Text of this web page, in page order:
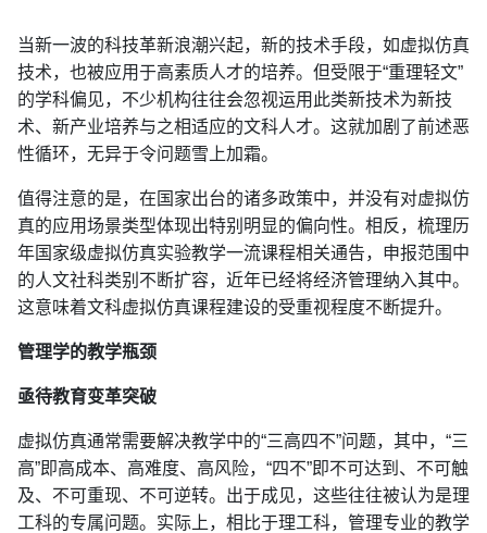
当新一波的科技革新浪潮兴起，新的技术手段，如虚拟仿真
技术，也被应用于高素质人才的培养。但受限于“重理轻文”
的学科偏见，不少机构往往会忽视运用此类新技术为新技
术、新产业培养与之相适应的文科人才。这就加剧了前述恶
性循环，无异于令问题雪上加霜。
值得注意的是，在国家出台的诸多政策中，并没有对虚拟仿
真的应用场景类型体现出特别明显的偏向性。相反，梳理历
年国家级虚拟仿真实验教学一流课程相关通告，申报范围中
的人文社科类别不断扩容，近年已经将经济管理纳入其中。
这意味着文科虚拟仿真课程建设的受重视程度不断提升。
管理学的教学瓶颈
亟待教育变革突破
虚拟仿真通常需要解决教学中的“三高四不”问题，其中，“三
高”即高成本、高难度、高风险，“四不”即不可达到、不可触
及、不可重现、不可逆转。出于成见，这些往往被认为是理
工科的专属问题。实际上，相比于理工科，管理专业的教学